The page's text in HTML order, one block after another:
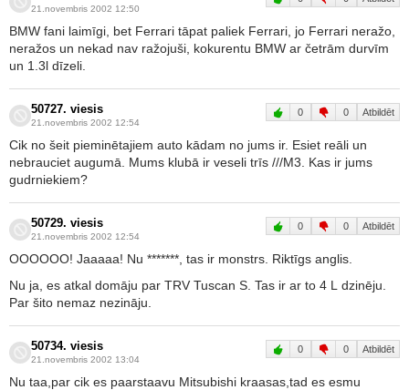
21.novembris 2002 12:50
BMW fani laimīgi, bet Ferrari tāpat paliek Ferrari, jo Ferrari neražo,
neražos un nekad nav ražojuši, kokurentu BMW ar četrām durvīm
un 1.3l dīzeli.
50727. viesis
21.novembris 2002 12:54
0 0 Atbildēt
Cik no šeit pieminētajiem auto kādam no jums ir. Esiet reāli un
nebrauciet augumā. Mums klubā ir veseli trīs ///M3. Kas ir jums
gudrniekiem?
50729. viesis
21.novembris 2002 12:54
0 0 Atbildēt
OOOOOO! Jaaaaa! Nu *******, tas ir monstrs. Riktīgs anglis.
Nu ja, es atkal domāju par TRV Tuscan S. Tas ir ar to 4 L dzinēju.
Par šito nemaz nezināju.
50734. viesis
21.novembris 2002 13:04
0 0 Atbildēt
Nu taa,par cik es paarstaavu Mitsubishi kraasas,tad es esmu